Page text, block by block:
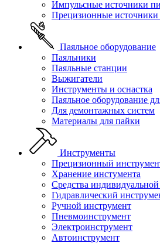
Импульсные источники
Прецизионные источники
Паяльное оборудование
Паяльники
Паяльные станции
Выжигатели
Инструменты и оснастка
Паяльное оборудование
Для демонтажных систем
Материалы для пайки
Инструменты
Прецизионный
Хранение инстумента
Средства
Гидравлический
Ручной инструмент
Пневмоинструмент
Электроинструмент
Автоинструмент